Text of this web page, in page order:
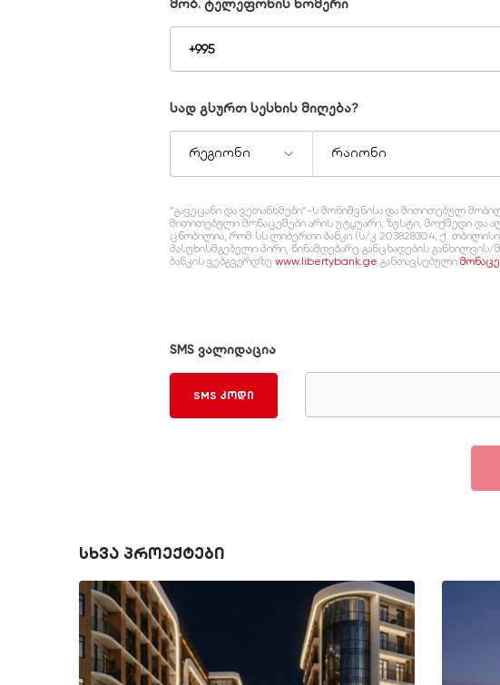
მობ. ტელეფონის ნომერი
სად გსურთ სესხის მიღება?
რეგიონი რაიონი
“გავეცანი და ვეთანხმები”-ს მონიშვნისა და მითითებულ
მითითებული მონაცემები არის უტყუარი, ზუსტი, მოქმედი
ცნობილია, რომ სს ლიბერთი ბანკი (ს/კ 203828304, ქ.
პასუხისმგებელი პირი, წინამდებარე განცხადების
ბანკის ვებგვერდზე www.libertybank.ge განთავსებული
SMS ვალიდაცია
SMS კოდი
სხვა პროექტები